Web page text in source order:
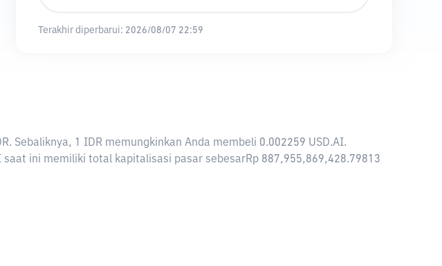
Terakhir diperbarui: 2026/08/07 22:59
Sebaliknya, 1 IDR memungkinkan Anda membeli 0.002259 USD.AI.
ini memiliki total kapitalisasi pasar sebesarRp 887,955,869,428.79813